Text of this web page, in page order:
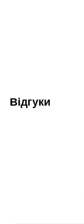
Відгуки